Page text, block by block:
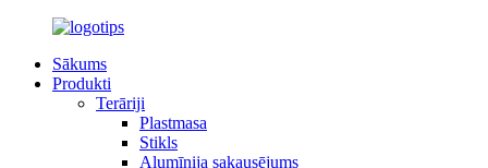
Sākums
Produkti
Terāriji
Plastmasa
Stikls
Alumīnija sakausējums